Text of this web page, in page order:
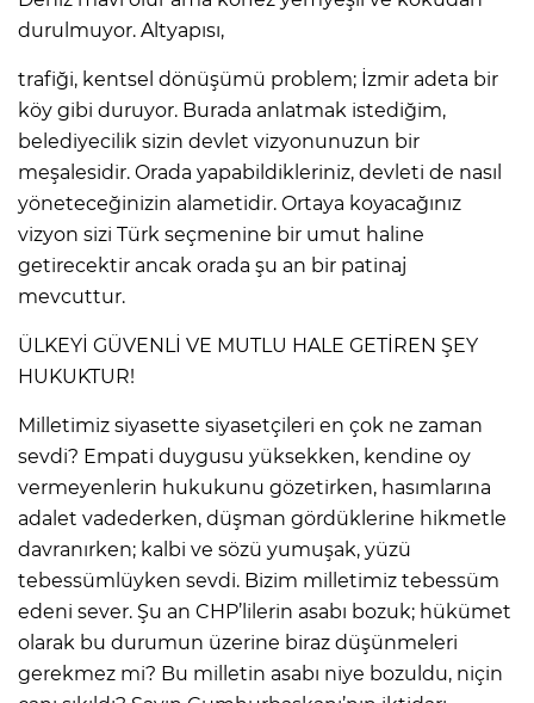
durulmuyor. Altyapısı,
trafiği, kentsel dönüşümü problem; İzmir adeta bir
köy gibi duruyor. Burada anlatmak istediğim,
belediyecilik sizin devlet vizyonunuzun bir
meşalesidir. Orada yapabildikleriniz, devleti de nasıl
yöneteceğinizin alametidir. Ortaya koyacağınız
vizyon sizi Türk seçmenine bir umut haline
getirecektir ancak orada şu an bir patinaj
mevcuttur.
ÜLKEYİ GÜVENLİ VE MUTLU HALE GETİREN ŞEY
HUKUKTUR!
Milletimiz siyasette siyasetçileri en çok ne zaman
sevdi? Empati duygusu yüksekken, kendine oy
vermeyenlerin hukukunu gözetirken, hasımlarına
adalet vadederken, düşman gördüklerine hikmetle
davranırken; kalbi ve sözü yumuşak, yüzü
tebessümlüyken sevdi. Bizim milletimiz tebessüm
edeni sever. Şu an CHP’lilerin asabı bozuk; hükümet
olarak bu durumun üzerine biraz düşünmeleri
gerekmez mi? Bu milletin asabı niye bozuldu, niçin